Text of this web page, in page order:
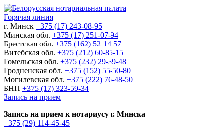
Горячая линия
г. Минск +375 (17) 243-08-95
Минская обл. +375 (17) 251-07-94
Брестская обл. +375 (162) 52-14-57
Витебская обл. +375 (212) 60-85-15
Гомельская обл. +375 (232) 29-39-48
Гродненская обл. +375 (152) 55-50-80
Могилевская обл. +375 (222) 76-48-50
БНП +375 (17) 323-59-34
Запись на прием
Запись на прием к нотариусу г. Минска
+375 (29) 114-45-45